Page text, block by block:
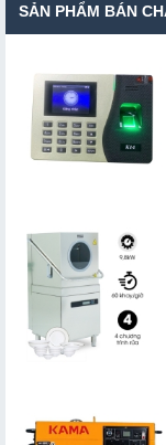
SẢN PHẨM BÁN